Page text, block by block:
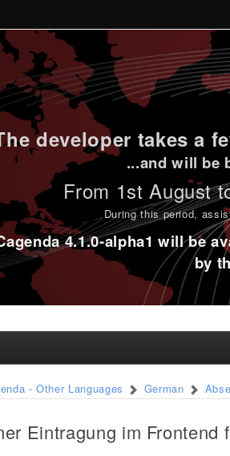
developer takes a
...and will be
From 1st August
During this period,
4.1.0-alpha1 will be
by
- Other Languages German
Eintragung im Frontend